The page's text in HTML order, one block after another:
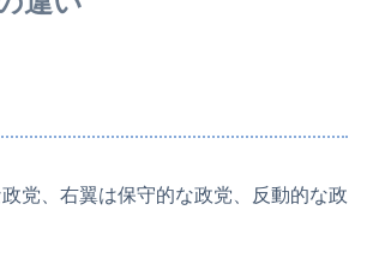
党、右翼は保守的な政党、反動的な政